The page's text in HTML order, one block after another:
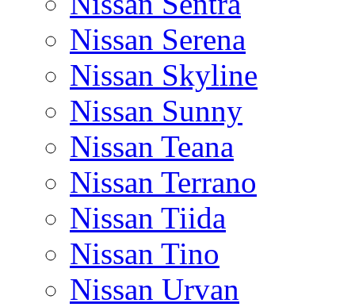
Nissan Serena
Nissan Skyline
Nissan Sunny
Nissan Teana
Nissan Terrano
Nissan Tiida
Nissan Tino
Nissan Urvan